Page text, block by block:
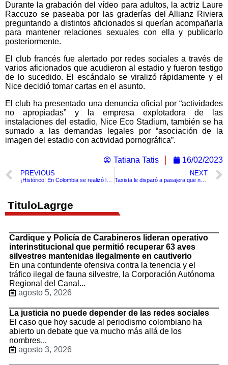
Durante la grabación del vídeo para adultos, la actriz Laure
Raccuzo se paseaba por las graderías del Allianz Riviera
preguntando a distintos aficionados si querían acompañarla
para mantener relaciones sexuales con ella y publicarlo
posteriormente.
El club francés fue alertado por redes sociales a través de
varios aficionados que acudieron al estadio y fueron testigo
de lo sucedido. El escándalo se viralizó rápidamente y el
Nice decidió tomar cartas en el asunto.
El club ha presentado una denuncia oficial por “actividades
no apropiadas” y la empresa explotadora de las
instalaciones del estadio, Nice Eco Stadium, también se ha
sumado a las demandas legales por “asociación de la
imagen del estadio con actividad pornográfica”.
Tatiana Tatis 16/02/2023
PREVIOUS NEXT
Taxista le disparó a pasajera que no tenía sencillo para pagar la carrera
TituloLagrge
Cardique y Policía de Carabineros lideran operativo
interinstitucional que permitió recuperar 63 aves
silvestres mantenidas ilegalmente en cautiverio
En una contundente ofensiva contra la tenencia y el
tráfico ilegal de fauna silvestre, la Corporación Autónoma
Regional del Canal...
agosto 5, 2026
La justicia no puede depender de las redes sociales
El caso que hoy sacude al periodismo colombiano ha
abierto un debate que va mucho más allá de los
nombres...
agosto 3, 2026